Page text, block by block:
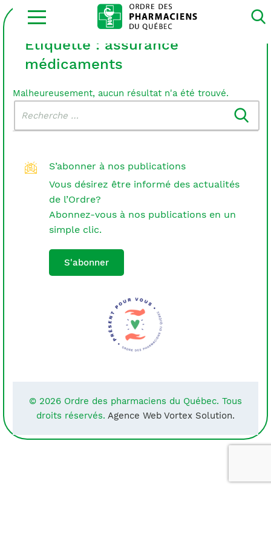
Ouvrir
la
site
Étiquette : assurance
médicaments
Malheureusement, aucun résultat n'a été trouvé.
dans
le
S’abonner à nos publications
Vous désirez être informé des actualités
de l’Ordre?
Abonnez-vous à nos publications en un
simple clic.
S'abonner
© 2026 Ordre des pharmaciens du Québec. Tous
droits réservés. Agence Web Vortex Solution.